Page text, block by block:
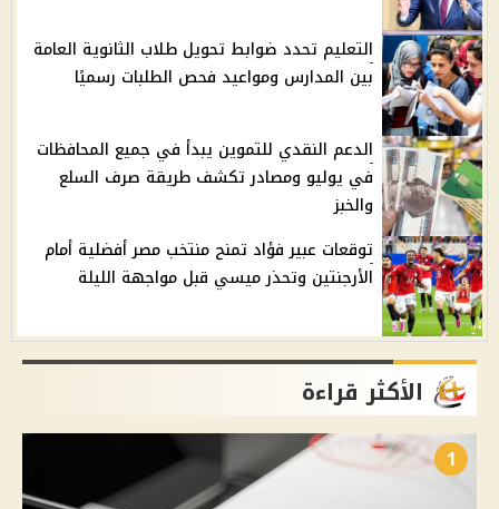
التعليم تحدد ضوابط تحويل طلاب الثانوية العامة
بين المدارس ومواعيد فحص الطلبات رسميًا
الدعم النقدي للتموين يبدأ في جميع المحافظات
في يوليو ومصادر تكشف طريقة صرف السلع
والخبز
توقعات عبير فؤاد تمنح منتخب مصر أفضلية أمام
الأرجنتين وتحذر ميسي قبل مواجهة الليلة
الأكثر قراءة
1